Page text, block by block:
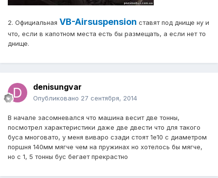
2. Официальная VB-Airsuspension ставят под днище ну и
что, если в капотном места есть бы размещать, а если нет то
днище.
denisungvar
Опубликовано 27 сентября, 2014
В начале засомневался что машина весит две тонны,
посмотрел характеристики даже две двести что для такого
буса многовато, у меня виваро сзади стоят 1е10 с диаметром
поршня 140мм мягче чем на пружинах но хотелось бы мягче,
но с 1, 5 тонны бус бегает прекрастно